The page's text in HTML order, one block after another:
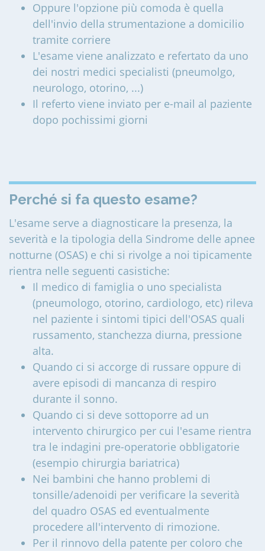
Oppure l'opzione più comoda è quella
dell'invio della strumentazione a domicilio
tramite corriere
L'esame viene analizzato e refertato da uno
dei nostri medici specialisti (pneumolgo,
neurologo, otorino, ...)
Il referto viene inviato per e-mail al paziente
dopo pochissimi giorni
Perché si fa questo esame?
L'esame serve a diagnosticare la presenza, la
severità e la tipologia della Sindrome delle apnee
notturne (OSAS) e chi si rivolge a noi tipicamente
rientra nelle seguenti casistiche:
Il medico di famiglia o uno specialista
(pneumologo, otorino, cardiologo, etc) rileva
nel paziente i sintomi tipici dell'OSAS quali
russamento, stanchezza diurna, pressione
alta.
Quando ci si accorge di russare oppure di
avere episodi di mancanza di respiro
durante il sonno.
Quando ci si deve sottoporre ad un
intervento chirurgico per cui l'esame rientra
tra le indagini pre-operatorie obbligatorie
(esempio chirurgia bariatrica)
Nei bambini che hanno problemi di
tonsille/adenoidi per verificare la severità
del quadro OSAS ed eventualmente
procedere all'intervento di rimozione.
Per il rinnovo della patente per coloro che